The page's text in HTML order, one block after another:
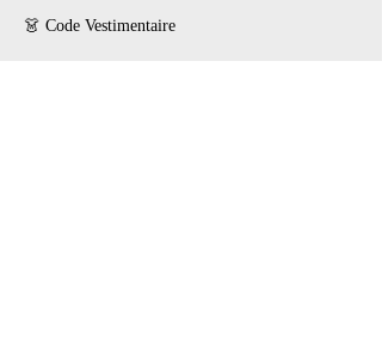
👗 Code Vestimentaire